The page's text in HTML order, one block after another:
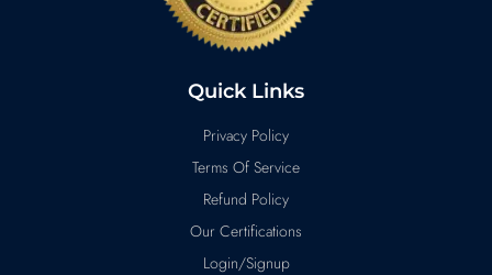
Quick Links
Privacy Policy
Terms Of Service
Refund Policy
Our Certifications
Login/Signup